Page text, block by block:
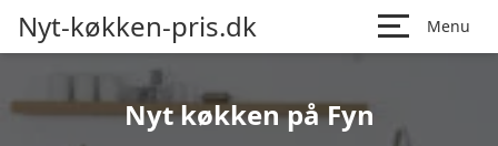
Nyt-køkken-pris.dk Menu
Nyt køkken på Fyn